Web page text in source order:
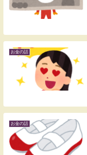
お金の話
お金の話